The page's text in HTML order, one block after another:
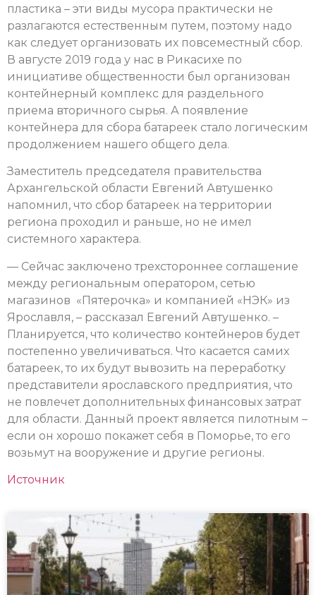
пластика – эти виды мусора практически не
разлагаются естественным путем, поэтому надо
как следует организовать их повсеместный сбор.
В августе 2019 года у нас в Рикасихе по
инициативе общественности был организован
контейнерный комплекс для раздельного
приема вторичного сырья. А появление
контейнера для сбора батареек стало логическим
продолжением нашего общего дела.
Заместитель председателя правительства
Архангельской области Евгений Автушенко
напомнил, что сбор батареек на территории
региона проходил и раньше, но не имел
системного характера.
— Сейчас заключено трехстороннее соглашение
между региональным оператором, сетью
магазинов «Пятерочка» и компанией «НЭК» из
Ярославля, – рассказал Евгений Автушенко. –
Планируется, что количество контейнеров будет
постепенно увеличиваться. Что касается самих
батареек, то их будут вывозить на переработку
представители ярославского предприятия, что
не повлечет дополнительных финансовых затрат
для области. Данный проект является пилотным –
если он хорошо покажет себя в Поморье, то его
возьмут на вооружение и другие регионы.
Источник